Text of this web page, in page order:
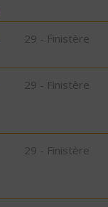
29 - Finistère
29 - Finistère
29 - Finistère